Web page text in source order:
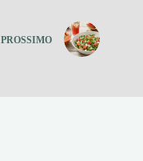
PROSSIMO